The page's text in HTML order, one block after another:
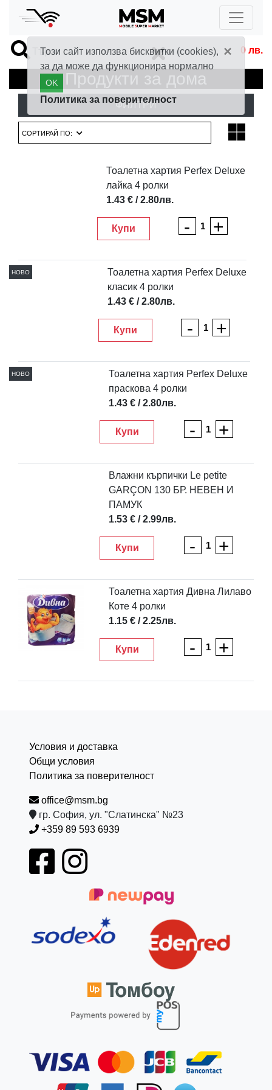
0 лв.
Продукти за дома
×
Този сайт използва бисквитки (cookies),
за да може да функционира нормално
OK
Политика за поверителност
ФИЛТРИ
СОРТИРАЙ ПО:
Тоалетна хартия Perfex Deluxe
лайка 4 ролки
1.43 € / 2.80лв.
Купи - +
НОВО
Тоалетна хартия Perfex Deluxe
класик 4 ролки
1.43 € / 2.80лв.
Купи - +
НОВО
Тоалетна хартия Perfex Deluxe
праскова 4 ролки
1.43 € / 2.80лв.
Купи - +
Влажни кърпички Le petite
GARÇON 130 БР. НЕВЕН И
ПАМУК
1.53 € / 2.99лв.
Купи - +
Тоалетна хартия Дивна Лилаво
Коте 4 ролки
1.15 € / 2.25лв.
Купи - +
Условия и доставка
Общи условия
Политика за поверителност
office@msm.bg
гр. София, ул. "Слатинска" №23
+359 89 593 6939